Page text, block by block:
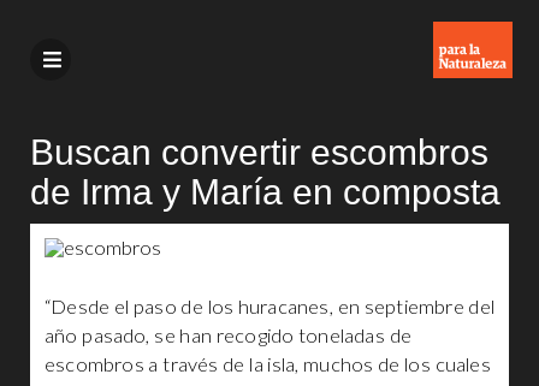
Buscan convertir escombros
de Irma y María en composta
“Desde el paso de los huracanes, en septiembre del
año pasado, se han recogido toneladas de
escombros a través de la isla, muchos de los cuales